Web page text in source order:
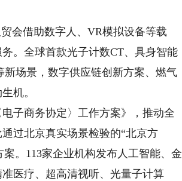
会借助数字人、VR模拟设备等载
。全球首款光子计数CT、具身智能
场景，数字供应链创新方案、燃气
机。
子商务协定〉工作方案》，推动全
过北京真实场景检验的“北京方
。113家企业机构发布人工智能、金
医疗、超高清视听、光量子计算